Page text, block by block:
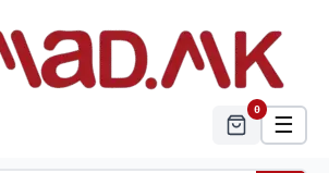
0
☰